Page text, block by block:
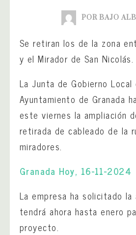
POR BAJO
Se retiran los de la zona
y el Mirador de San Nicolás.
La Junta de Gobierno Local
Ayuntamiento de Granada
este viernes la ampliación
retirada de cableado de la
miradores.
Granada Hoy, 16-11-2024
La empresa ha solicitado la
tendrá ahora hasta enero
proyecto.